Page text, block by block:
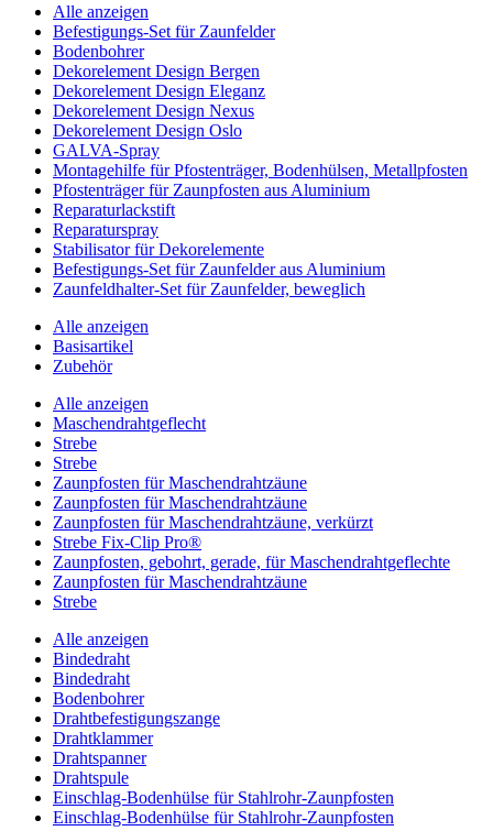
Alle anzeigen
Befestigungs-Set für Zaunfelder
Bodenbohrer
Dekorelement Design Bergen
Dekorelement Design Eleganz
Dekorelement Design Nexus
Dekorelement Design Oslo
GALVA-Spray
Montagehilfe für Pfostenträger, Bodenhülsen, Metallpfosten
Pfostenträger für Zaunpfosten aus Aluminium
Reparaturlackstift
Reparaturspray
Stabilisator für Dekorelemente
Befestigungs-Set für Zaunfelder aus Aluminium
Zaunfeldhalter-Set für Zaunfelder, beweglich
Alle anzeigen
Basisartikel
Zubehör
Alle anzeigen
Maschendrahtgeflecht
Strebe
Strebe
Zaunpfosten für Maschendrahtzäune
Zaunpfosten für Maschendrahtzäune
Zaunpfosten für Maschendrahtzäune, verkürzt
Strebe Fix-Clip Pro®
Zaunpfosten, gebohrt, gerade, für Maschendrahtgeflechte
Zaunpfosten für Maschendrahtzäune
Strebe
Alle anzeigen
Bindedraht
Bindedraht
Bodenbohrer
Drahtbefestigungszange
Drahtklammer
Drahtspanner
Drahtspule
Einschlag-Bodenhülse für Stahlrohr-Zaunpfosten
Einschlag-Bodenhülse für Stahlrohr-Zaunpfosten